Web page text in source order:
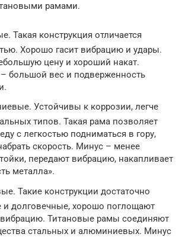
рамами.
Такая конструкция отличается
Хорошо гасит вибрацию и удары.
цену и хороший накат.
большой вес и подверженность
Устойчивы к коррозии, легче
типов. Такая рама позволяет
с легкостью подниматься в гору,
скорость. Минус – менее
передают вибрацию, накапливает
металла».
Такие конструкции достаточно
и долговечные, хорошо поглощают
Титановые рамы соединяют
стальных и алюминиевых. Минус